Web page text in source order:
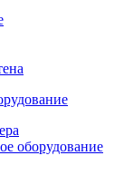
оборудование